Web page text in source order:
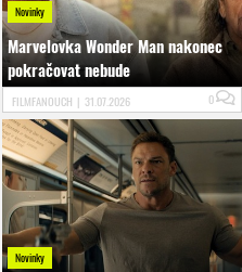
Novinky
Marvelovka Wonder Man nakonec
pokračovat nebude
FILMFANOUCH | 31.07.2026 0
Novinky